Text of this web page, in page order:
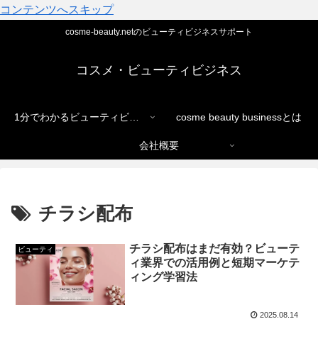
コンテンツへスキップ
cosme-beauty.netのビューティビジネスサポート
コスメ・ビューティビジネス
1分でわかるビューティビジネス cosme beauty businessとは
会社概要
チラシ配布
ビューティ
チラシ配布はまだ有効？ビューテ
ィ業界での活用例と短期マーケテ
ィング学習法
2025.08.14